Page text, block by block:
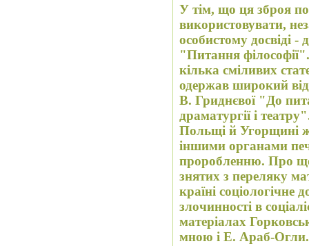
У тім, що ця зброя почали
використовувати,
особистому досвіді -
"Питання
кілька сміливих
одержав широкий
В. Гриднєвої "До
драматургії і
Польщі й Угорщині
іншими органами
проробленню. Про
знятих з переляку
країні
злочинності в
матеріалах
мною і Е. Араб-Огли.